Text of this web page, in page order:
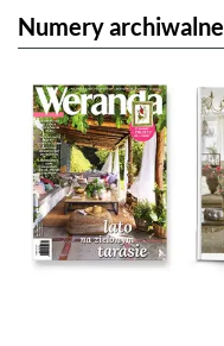
Numery archiwalne